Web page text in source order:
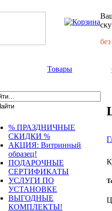
Товары
% ПРАЗДНИЧНЫЕ
СКИДКИ %
АКЦИЯ: Витринный
образец!
ПОДАРОЧНЫЕ
СЕРТИФИКАТЫ
УСЛУГИ ПО
УСТАНОВКЕ
ВЫГОДНЫЕ
КОМПЛЕКТЫ!